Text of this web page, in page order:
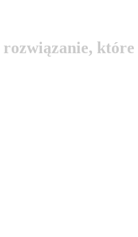
rozwiązanie, które